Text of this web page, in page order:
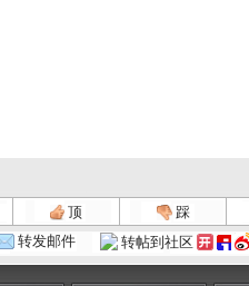
顶
踩
转发邮件 转帖到社区